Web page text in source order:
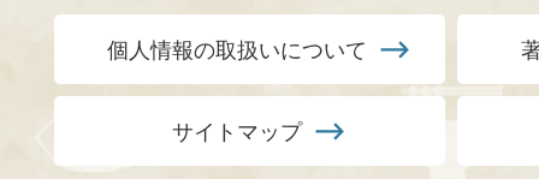
個人情報の取扱いについて
サイトマップ